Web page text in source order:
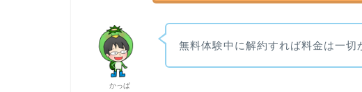
かっぱ
無料体験中に解約すれば料金は一切